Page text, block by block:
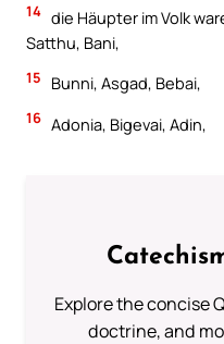
14 die Häupter im Volk
Satthu, Bani,
15 Bunni, Asgad, Bebai,
16 Adonia, Bigevai, Adin,
Explore the concise
doctrine, and